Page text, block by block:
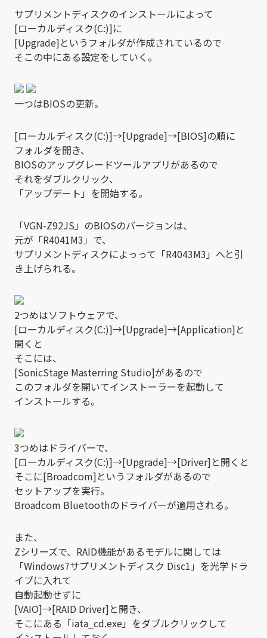
サプリメントディスクのインストールによって
[ローカルディスク(C:)]に
[Upgrade]というフォルダが作成されているので
そこの中にある設定をしていく。
一つはBIOSの更新。
[ローカルディスク(C:)]→[Upgrade]→[BIOS]の順に
フォルダを開き、
BIOSのアップグレードツールアプリがあるので
それをダブルクリック、
「アップデート」を開始する。
「VGN-Z92JS」のBIOSのバージョンは、
元が「R4041M3」で、
サプリメントディスクによっって「R4043M3」へと引
き上げられる。
2つめはソフトウェアで、
[ローカルディスク(C:)]→[Upgrade]→[Application]と
開くと
そこには、
[SonicStage Masterring Studio]があるので
このフォルダを開いてインストーラーを起動して
インストールする。
3つめはドライバーで、
[ローカルディスク(C:)]→[Upgrade]→[Driver]と開くと
そこに[Broadcom]というフォルダがあるので
セットアップを実行。
Broadcom Bluetoothのドライバーが適用される。
また、
Zシリーズで、RAID機能があるモデルに関しては
「Windows7サプリメントディスク Disc1」を光学ドラ
イブに入れて
自動起動せずに
[VAIO]→[RAID Driver]と開き、
そこにある「iata_cd.exe」をダブルクリックして